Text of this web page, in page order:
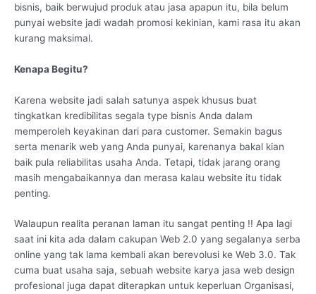
bisnis, baik berwujud produk atau jasa apapun itu, bila belum
punyai website jadi wadah promosi kekinian, kami rasa itu akan
kurang maksimal.
Kenapa Begitu?
Karena website jadi salah satunya aspek khusus buat
tingkatkan kredibilitas segala type bisnis Anda dalam
memperoleh keyakinan dari para customer. Semakin bagus
serta menarik web yang Anda punyai, karenanya bakal kian
baik pula reliabilitas usaha Anda. Tetapi, tidak jarang orang
masih mengabaikannya dan merasa kalau website itu tidak
penting.
Walaupun realita peranan laman itu sangat penting !! Apa lagi
saat ini kita ada dalam cakupan Web 2.0 yang segalanya serba
online yang tak lama kembali akan berevolusi ke Web 3.0. Tak
cuma buat usaha saja, sebuah website karya jasa web design
profesional juga dapat diterapkan untuk keperluan Organisasi,